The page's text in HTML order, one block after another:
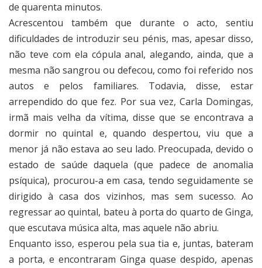
de quarenta minutos.
Acrescentou também que durante o acto, sentiu
dificuldades de introduzir seu pénis, mas, apesar disso,
não teve com ela cópula anal, alegando, ainda, que a
mesma não sangrou ou defecou, como foi referido nos
autos e pelos familiares. Todavia, disse, estar
arrependido do que fez. Por sua vez, Carla Domingas,
irmã mais velha da vítima, disse que se encontrava a
dormir no quintal e, quando despertou, viu que a
menor já não estava ao seu lado. Preocupada, devido o
estado de saúde daquela (que padece de anomalia
psíquica), procurou-a em casa, tendo seguidamente se
dirigido à casa dos vizinhos, mas sem sucesso. Ao
regressar ao quintal, bateu à porta do quarto de Ginga,
que escutava música alta, mas aquele não abriu.
Enquanto isso, esperou pela sua tia e, juntas, bateram
a porta, e encontraram Ginga quase despido, apenas